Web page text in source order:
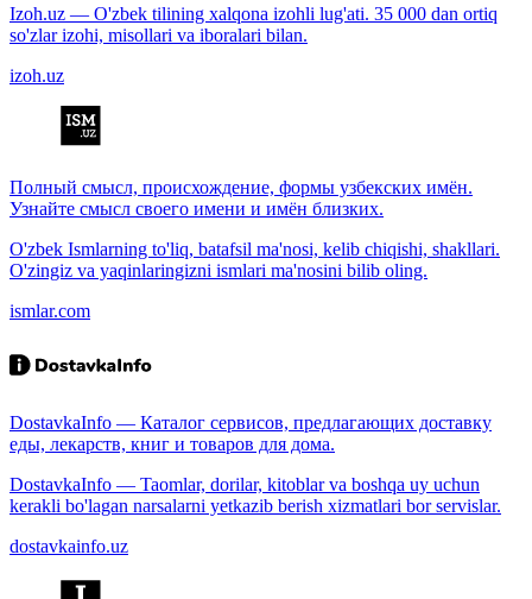
Izoh.uz — O'zbek tilining xalqona izohli lug'ati. 35 000 dan ortiq
so'zlar izohi, misollari va iboralari bilan.
izoh.uz
Полный смысл, происхождение, формы узбекских имён.
Узнайте смысл своего имени и имён близких.
O'zbek Ismlarning to'liq, batafsil ma'nosi, kelib chiqishi, shakllari.
O'zingiz va yaqinlaringizni ismlari ma'nosini bilib oling.
ismlar.com
DostavkaInfo — Каталог сервисов, предлагающих доставку
еды, лекарств, книг и товаров для дома.
DostavkaInfo — Taomlar, dorilar, kitoblar va boshqa uy uchun
kerakli bo'lagan narsalarni yetkazib berish xizmatlari bor servislar.
dostavkainfo.uz